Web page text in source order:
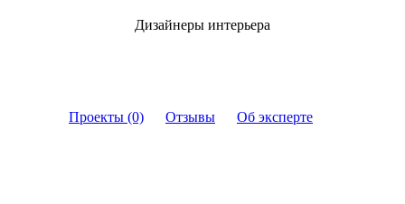
Проекты (0) Отзывы Об эксперте
Дизайнеры интерьера